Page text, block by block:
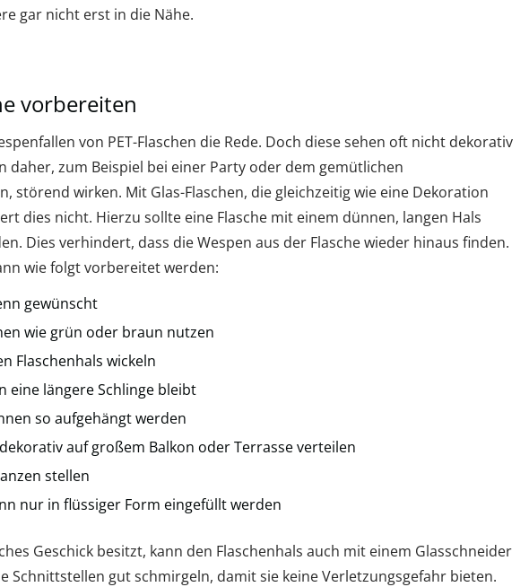
gar nicht erst in die Nähe.
vorbereiten
von PET-Flaschen die Rede. Doch diese sehen oft nicht dekorativ
daher, zum Beispiel bei einer Party oder dem gemütlichen
störend wirken. Mit Glas-Flaschen, die gleichzeitig wie eine Dekoration
dies nicht. Hierzu sollte eine Flasche mit einem dünnen, langen Hals
Dies verhindert, dass die Wespen aus der Flasche wieder hinaus finden.
wie folgt vorbereitet werden:
gewünscht
wie grün oder braun nutzen
Flaschenhals wickeln
eine längere Schlinge bleibt
so aufgehängt werden
auf großem Balkon oder Terrasse verteilen
stellen
nur in flüssiger Form eingefüllt werden
Geschick besitzt, kann den Flaschenhals auch mit einem Glasschneider
Schnittstellen gut schmirgeln, damit sie keine Verletzungsgefahr bieten.